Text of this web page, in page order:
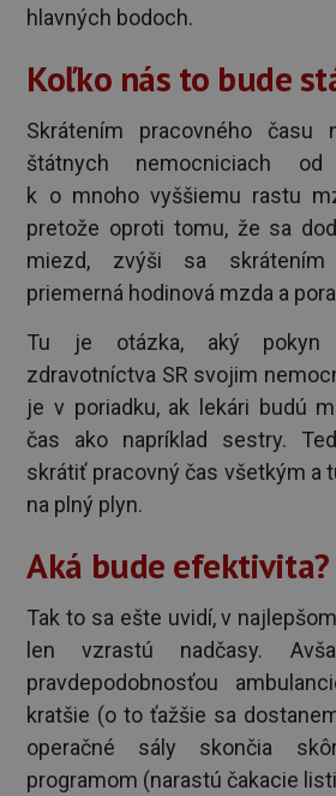
hlavných bodoch.
Koľko nás to bude
Skrátením pracovného času
štátnych nemocniciach
k o mnoho vyššiemu rastu
pretože oproti tomu, že sa
miezd, zvýši sa skrátením
priemerná hodinová mzda a
Tu je otázka, aký pokyn
zdravotníctva SR svojim
je v poriadku, ak lekári budú
čas ako napríklad sestry.
skrátiť pracovný čas všetkým a
na plný plyn.
Aká bude efektivita?
Tak to sa ešte uvidí, v
len vzrastú nadčasy.
pravdepodobnosťou
kratšie (o to ťažšie sa
operačné sály skončia
programom (narastú čakacie